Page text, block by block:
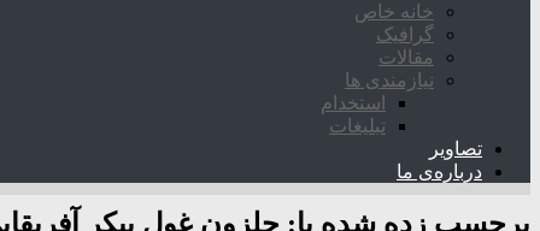
خانه خاص
گرافیک
مقالات
نیازمندی ها
استخدام
تبلیغات
تصاویر
درباره‌ی ما
برچسب زده شده با: حلزون غول پیکر